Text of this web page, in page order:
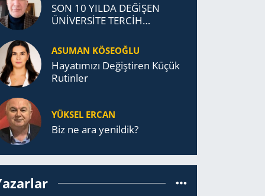
SON 10 YILDA DEĞİŞEN
ÜNİVERSİTE TERCİH
ASUMAN KÖSEOĞLU
Ha­ya­tı­mı­zı De­ğiş­ti­ren Küçük
Ru­tin­ler
YÜKSEL ERCAN
Biz ne ara yenildik?